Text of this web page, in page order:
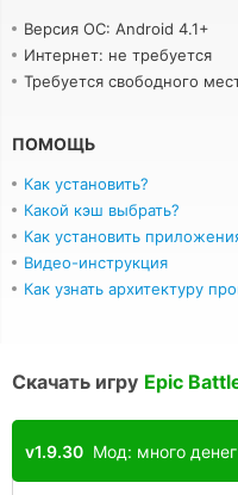
Версия ОС: Android 4.1+
Интернет: не требуется
Требуется свободного
ПОМОЩЬ
Как установить?
Какой кэш выбрать?
Как установить
Видео-инструкция
Как узнать архитектуру
Скачать игру Epic
v1.9.30 Мод: много денег